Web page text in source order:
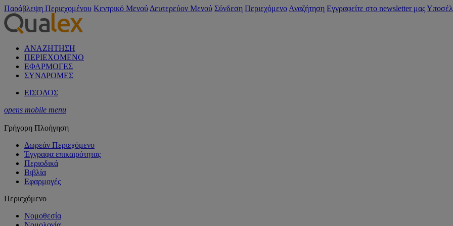
Παράβλεψη Περιεχομένου Κεντρικό Μενού Δευτερεύον Μενού Σύνδεση Περιεχόμενο Αναζήτηση Εγγραφείτε στο newsletter μας
ΑΝΑΖΗΤΗΣΗ
ΠΕΡΙΕΧΟΜΕΝΟ
ΕΦΑΡΜΟΓΕΣ
ΣΥΝΔΡΟΜΕΣ
ΕΙΣΟΔΟΣ
opens mobile menu
Γρήγορη Πλοήγηση
Δωρεάν Περιεχόμενο
Έγγραφα επικαιρότητας
Περιοδικά
Βιβλία
Εφαρμογές
Περιεχόμενο
Νομοθεσία